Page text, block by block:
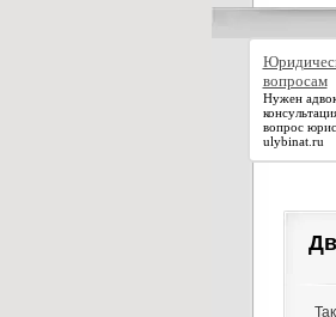
вопросам
Нужен
вопрос
ulybinat.ru